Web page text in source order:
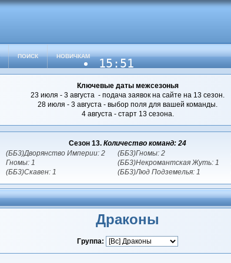
ПОИСК НОВИЧКАМ
15:51
Ключевые даты межсезонья
23 июля - 3 августа - подача заявок на сайте на 13 сезон.
28 июля - 3 августа - выбор поля для вашей команды.
4 августа - старт 13 сезона.
Сезон 13. Количество команд: 24
(ББ3)Дворянство Империи: 2
Гномы: 1
(ББ3)Скавен: 1
(ББ3)Гномы: 2
(ББ3)Некромантская Жуть: 1
(ББ3)Люд Подземелья: 1
Драконы
Группа: